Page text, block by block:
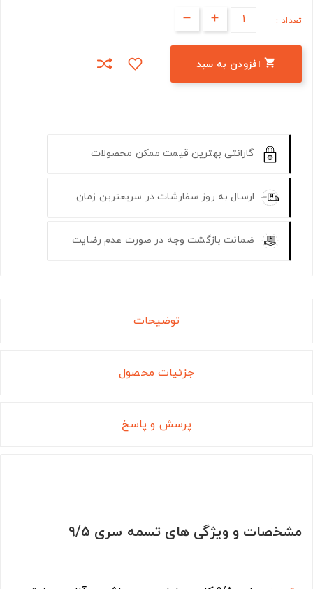
تعداد :
 افزودن به سبد
گارانتی بهترین قیمت ممکن محصولات
ارسال به روز سفارشات در سریعترین زمان
ضمانت بازگشت وجه در صورت عدم رضایت
توضیحات
جزئیات محصول
پرسش و پاسخ
مشخصات و ویژگی های تسمه سری 9/5